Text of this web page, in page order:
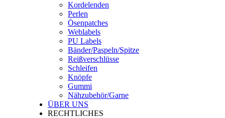
Kordelenden
Perlen
Ösenpatches
Weblabels
PU Labels
Bänder/Paspeln/Spitze
Reißverschlüsse
Schleifen
Knöpfe
Gummi
Nähzubehör/Garne
ÜBER UNS
RECHTLICHES